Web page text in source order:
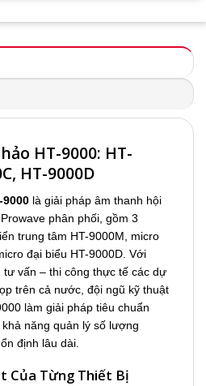
HT-9000: HT-
HT-9000D
là giải pháp âm thanh hội
phân phối, gồm 3
trung tâm HT-9000M, micro
đại biểu HT-9000D. Với
tư vấn – thi công thực tế các dự
trên cả nước, đội ngũ kỹ thuật
làm giải pháp tiêu chuẩn
năng quản lý số lượng
định lâu dài.
Của Từng Thiết Bị